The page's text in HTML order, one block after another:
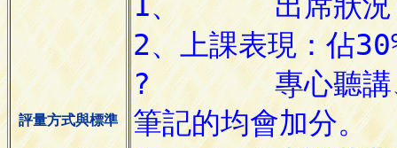
評量方式與標準